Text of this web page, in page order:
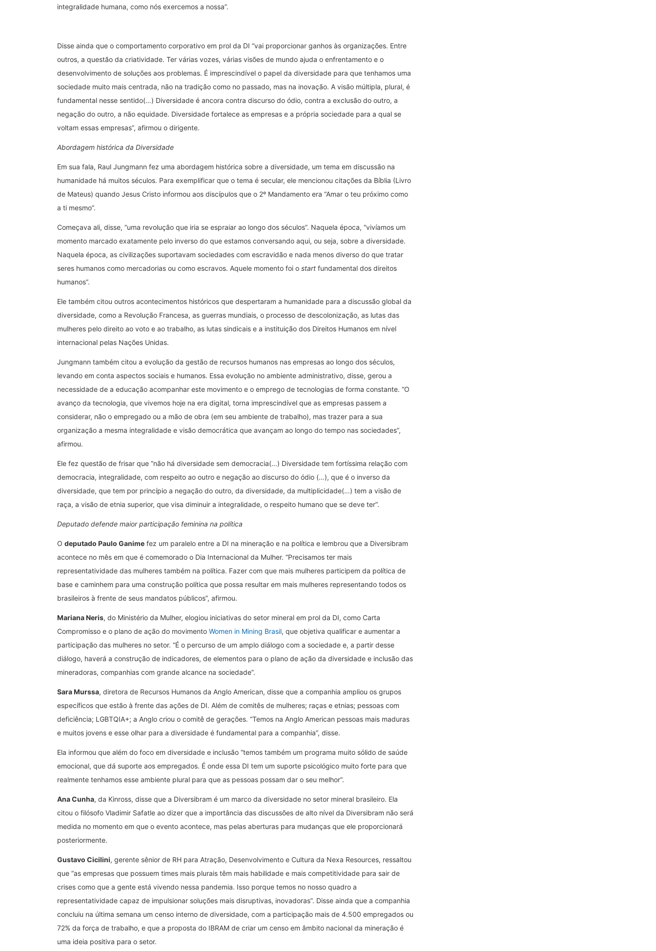
integralidade humana, como nós exercemos a nossa”.
Disse ainda que o comportamento corporativo em prol da DI “vai proporcionar ganhos às organizações. Entre
outros, a questão da criatividade. Ter várias vozes, várias visões de mundo ajuda o enfrentamento e o
desenvolvimento de soluções aos problemas. É imprescindível o papel da diversidade para que tenhamos uma
sociedade muito mais centrada, não na tradição como no passado, mas na inovação. A visão múltipla, plural, é
fundamental nesse sentido(…) Diversidade é ancora contra discurso do ódio, contra a exclusão do outro, a
negação do outro, a não equidade. Diversidade fortalece as empresas e a própria sociedade para a qual se
voltam essas empresas”, afirmou o dirigente.
Abordagem histórica da Diversidade
Em sua fala, Raul Jungmann fez uma abordagem histórica sobre a diversidade, um tema em discussão na
humanidade há muitos séculos. Para exemplificar que o tema é secular, ele mencionou citações da Bíblia (Livro
de Mateus) quando Jesus Cristo informou aos discípulos que o 2º Mandamento era “Amar o teu próximo como
a ti mesmo”.
Começava ali, disse, “uma revolução que iria se espraiar ao longo dos séculos”. Naquela época, “vivíamos um
momento marcado exatamente pelo inverso do que estamos conversando aqui, ou seja, sobre a diversidade.
Naquela época, as civilizações suportavam sociedades com escravidão e nada menos diverso do que tratar
seres humanos como mercadorias ou como escravos. Aquele momento foi o start fundamental dos direitos
humanos”.
Ele também citou outros acontecimentos históricos que despertaram a humanidade para a discussão global da
diversidade, como a Revolução Francesa, as guerras mundiais, o processo de descolonização, as lutas das
mulheres pelo direito ao voto e ao trabalho, as lutas sindicais e a instituição dos Direitos Humanos em nível
internacional pelas Nações Unidas.
Jungmann também citou a evolução da gestão de recursos humanos nas empresas ao longo dos séculos,
levando em conta aspectos sociais e humanos. Essa evolução no ambiente administrativo, disse, gerou a
necessidade de a educação acompanhar este movimento e o emprego de tecnologias de forma constante. “O
avanço da tecnologia, que vivemos hoje na era digital, torna imprescindível que as empresas passem a
considerar, não o empregado ou a mão de obra (em seu ambiente de trabalho), mas trazer para a sua
organização a mesma integralidade e visão democrática que avançam ao longo do tempo nas sociedades”,
afirmou.
Ele fez questão de frisar que “não há diversidade sem democracia(…) Diversidade tem fortíssima relação com
democracia, integralidade, com respeito ao outro e negação ao discurso do ódio (…), que é o inverso da
diversidade, que tem por princípio a negação do outro, da diversidade, da multiplicidade(…) tem a visão de
raça, a visão de etnia superior, que visa diminuir a integralidade, o respeito humano que se deve ter”.
Deputado defende maior participação feminina na política
O deputado Paulo Ganime fez um paralelo entre a DI na mineração e na política e lembrou que a Diversibram
acontece no mês em que é comemorado o Dia Internacional da Mulher. “Precisamos ter mais
representatividade das mulheres também na política. Fazer com que mais mulheres participem da política de
base e caminhem para uma construção política que possa resultar em mais mulheres representando todos os
brasileiros à frente de seus mandatos públicos”, afirmou.
Mariana Neris, do Ministério da Mulher, elogiou iniciativas do setor mineral em prol da DI, como Carta
Compromisso e o plano de ação do movimento Women in Mining Brasil, que objetiva qualificar e aumentar a
participação das mulheres no setor. “É o percurso de um amplo diálogo com a sociedade e, a partir desse
diálogo, haverá a construção de indicadores, de elementos para o plano de ação da diversidade e inclusão das
mineradoras, companhias com grande alcance na sociedade”.
Sara Murssa, diretora de Recursos Humanos da Anglo American, disse que a companhia ampliou os grupos
específicos que estão à frente das ações de DI. Além de comitês de mulheres; raças e etnias; pessoas com
deficiência; LGBTQIA+; a Anglo criou o comitê de gerações. “Temos na Anglo American pessoas mais maduras
e muitos jovens e esse olhar para a diversidade é fundamental para a companhia”, disse.
Ela informou que além do foco em diversidade e inclusão “temos também um programa muito sólido de saúde
emocional, que dá suporte aos empregados. É onde essa DI tem um suporte psicológico muito forte para que
realmente tenhamos esse ambiente plural para que as pessoas possam dar o seu melhor”.
Ana Cunha, da Kinross, disse que a Diversibram é um marco da diversidade no setor mineral brasileiro. Ela
citou o filósofo Vladimir Safatle ao dizer que a importância das discussões de alto nível da Diversibram não será
medida no momento em que o evento acontece, mas pelas aberturas para mudanças que ele proporcionará
posteriormente.
Gustavo Cicilini, gerente sênior de RH para Atração, Desenvolvimento e Cultura da Nexa Resources, ressaltou
que “as empresas que possuem times mais plurais têm mais habilidade e mais competitividade para sair de
crises como que a gente está vivendo nessa pandemia. Isso porque temos no nosso quadro a
representatividade capaz de impulsionar soluções mais disruptivas, inovadoras”. Disse ainda que a companhia
concluiu na última semana um censo interno de diversidade, com a participação mais de 4.500 empregados ou
72% da força de trabalho, e que a proposta do IBRAM de criar um censo em âmbito nacional da mineração é
uma ideia positiva para o setor.